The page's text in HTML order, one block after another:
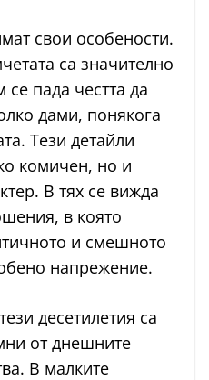
свои особености.
са значително
пада честта да
дами, понякога
Тези детайли
комичен, но и
В тях се вижда
в която
и смешното
напрежение.
десетилетия са
от днешните
В малките